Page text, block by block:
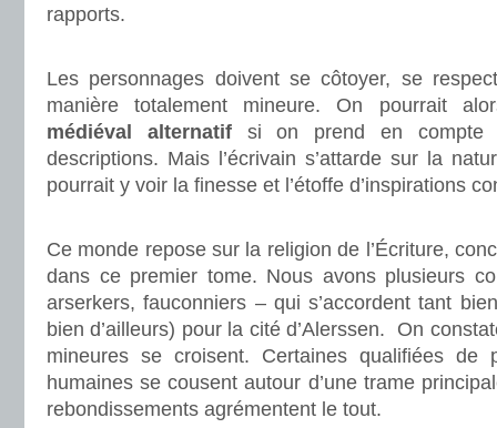
rapports.
Les personnages doivent se côtoyer, se
manière totalement mineure. On pourrait
médiéval alternatifsi on prend en compte
descriptions. Mais l’écrivain s’attarde sur la
pourrait y voir la finesse et l’étoffe d’inspirations
Ce monde repose sur la religion de l’Écriture,
dans ce premier tome. Nous avons plusieurs
arserkers, fauconniers – qui s’accordent tant
bien d’ailleurs) pour la cité d’Alerssen. On
mineures se croisent. Certaines qualifiées de
humaines se cousent autour d’une trame
rebondissements agrémentent le tout.